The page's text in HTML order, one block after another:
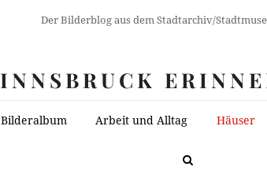
Der Bilderblog aus dem Stadtarchiv/
INNSBRUCK
Bilderalbum Arbeit und Alltag Häuser